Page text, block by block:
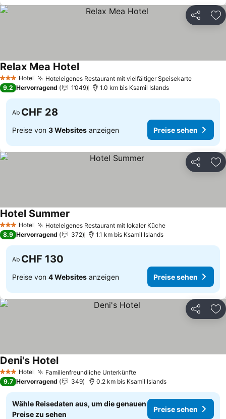
Teilen
3 SterneHotel Hoteleigenes Restaurant mit vielfältiger Speisekarte
Relax Mea Hotel
9.2 Hervorragend 1’049 1.0 km bis Ksamil Islands
Ab CHF 28
Preise von 3 Websites anzeigen Preise sehen
Teilen
3 SterneHotel Hoteleigenes Restaurant mit lokaler Küche
Hotel Summer
8.9 Hervorragend 372 1.1 km bis Ksamil Islands
Ab CHF 130
Preise von 4 Websites anzeigen Preise sehen
Teilen
3 SterneHotel Familienfreundliche Unterkünfte
Deni's Hotel
9.7 Hervorragend 349 0.2 km bis Ksamil Islands
Wähle Reisedaten aus, um die genauen
Preise zu sehen
Preise sehen